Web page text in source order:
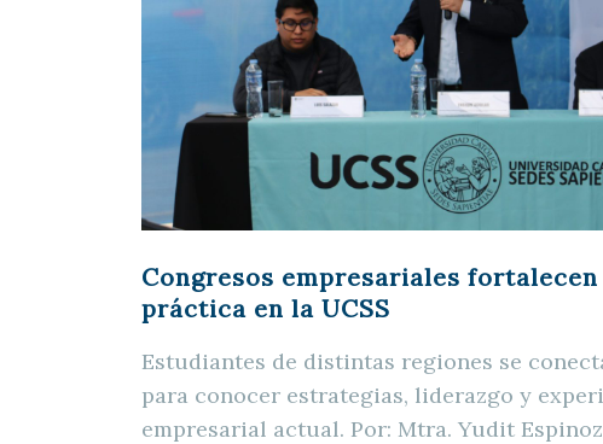
Congresos empresariales
práctica en la UCSS
Estudiantes de distintas regiones se
para conocer estrategias, liderazgo y
empresarial actual. Por: Mtra. Yudit